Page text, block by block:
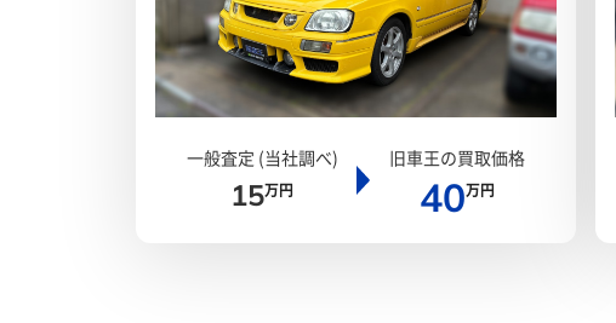
一般査定 (当社調べ)
15万円
旧車王の買取価格
40万円